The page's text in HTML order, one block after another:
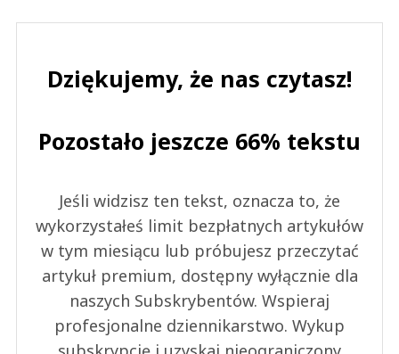
Dziękujemy, że nas czytasz!
Pozostało jeszcze 66% tekstu
Jeśli widzisz ten tekst, oznacza to, że
wykorzystałeś limit bezpłatnych artykułów
w tym miesiącu lub próbujesz przeczytać
artykuł premium, dostępny wyłącznie dla
naszych Subskrybentów. Wspieraj
profesjonalne dziennikarstwo. Wykup